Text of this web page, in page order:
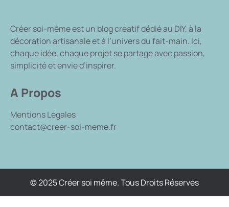
Créer soi-mêmeest un blog créatif dédié au DIY, à la
décoration artisanale et à l’univers du fait-main. Ici,
chaque idée, chaque projet se partage avec passion,
simplicité et envie d’inspirer.
A Propos
Mentions Légales
contact@creer-soi-meme.fr
© 2025 Créer soi même. Tous Droits Réservés